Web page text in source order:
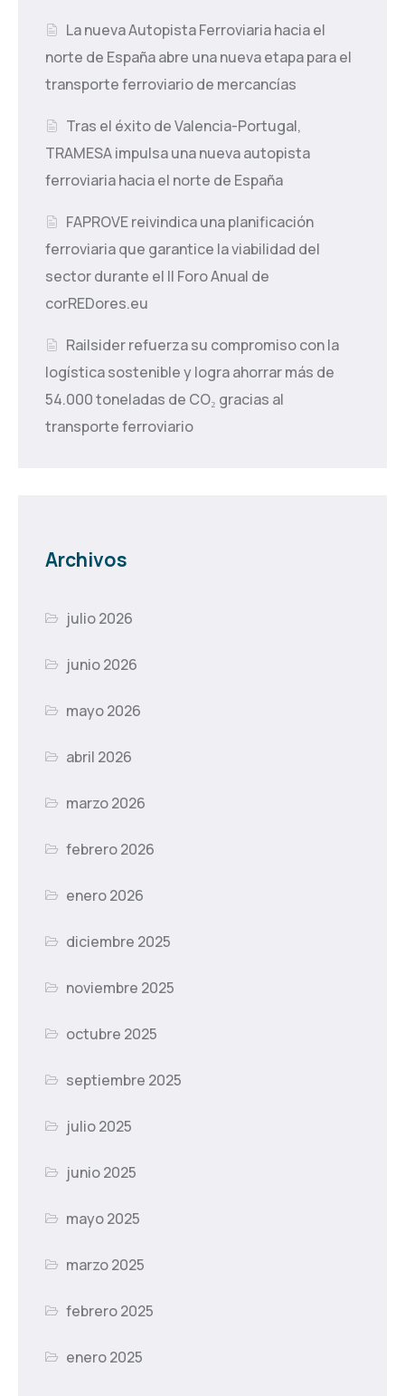
La nueva Autopista Ferroviaria hacia el
norte de España abre una nueva etapa para el
transporte ferroviario de mercancías
Tras el éxito de Valencia-Portugal,
TRAMESA impulsa una nueva autopista
ferroviaria hacia el norte de España
FAPROVE reivindica una planificación
ferroviaria que garantice la viabilidad del
sector durante el II Foro Anual de
corREDores.eu
Railsider refuerza su compromiso con la
logística sostenible y logra ahorrar más de
54.000 toneladas de CO₂ gracias al
transporte ferroviario
Archivos
julio 2026
junio 2026
mayo 2026
abril 2026
marzo 2026
febrero 2026
enero 2026
diciembre 2025
noviembre 2025
octubre 2025
septiembre 2025
julio 2025
junio 2025
mayo 2025
marzo 2025
febrero 2025
enero 2025